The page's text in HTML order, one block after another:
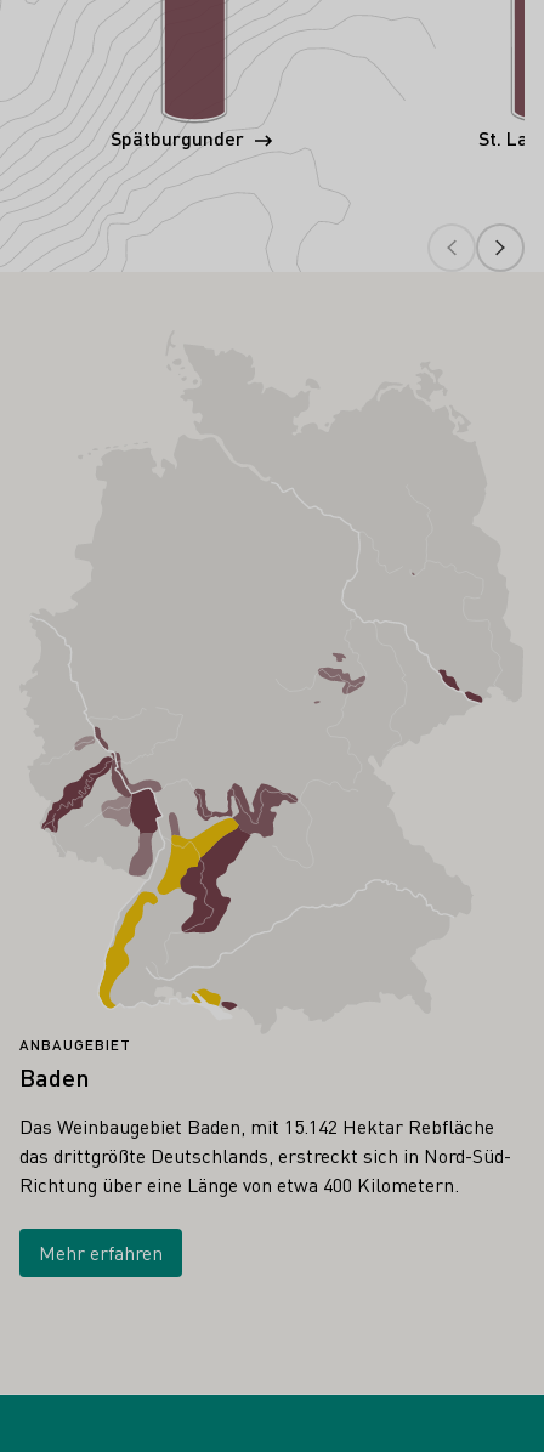
Spätburgunder St.
ANBAUGEBIET
Baden
Das Weinbaugebiet Baden, mit 15.142 Hektar Rebfläche
das drittgrößte Deutschlands, erstreckt sich in Nord-Süd-
Richtung über eine Länge von etwa 400 Kilometern.
Mehr erfahren